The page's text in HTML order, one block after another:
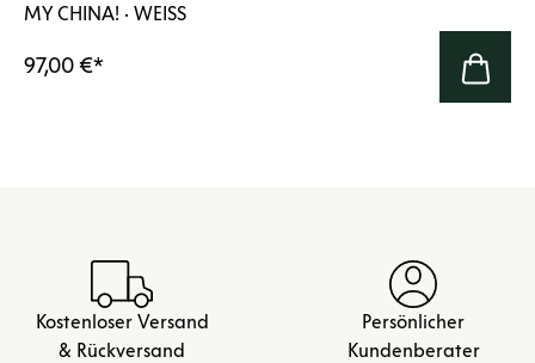
MY CHINA! · WEISS
97,00 €*
Kostenloser Versand
& Rückversand
Persönlicher
Kundenberater